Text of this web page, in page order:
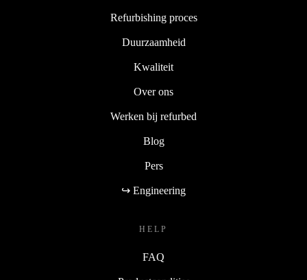
Refurbishing proces
Duurzaamheid
Kwaliteit
Over ons
Werken bij refurbed
Blog
Pers
↪ Engineering
HELP
FAQ